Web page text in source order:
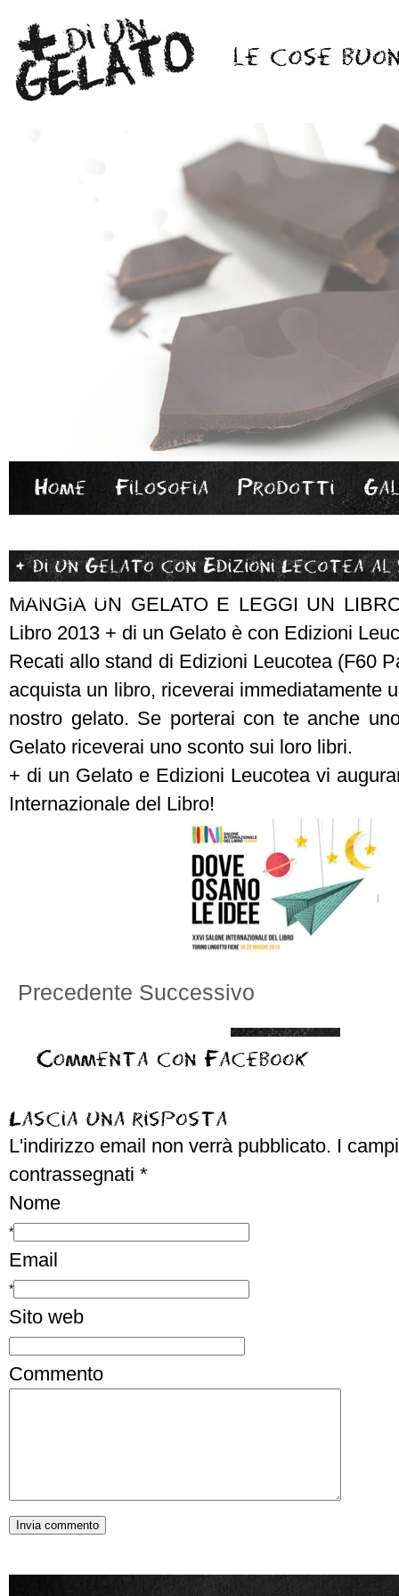
MANGIA UN GELATO E LEGGI UN
Libro 2013 + di un Gelato è con Edizioni
Recati allo stand di Edizioni Leucotea (F60
acquista un libro, riceverai immediatamente
nostro gelato. Se porterai con te anche
Gelato riceverai uno sconto sui loro libri.
+ di un Gelato e Edizioni Leucotea vi
Internazionale del Libro!
Precedente Successivo
L'indirizzo email non verrà pubblicato. I
contrassegnati *
Nome
*
Email
*
Sito web
Commento